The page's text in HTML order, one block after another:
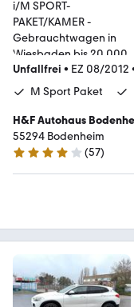
Unfallfrei • EZ 08/2012
M Sport Paket
H&F Autohaus
55294 Bodenheim
4.1 Sterne
(57)